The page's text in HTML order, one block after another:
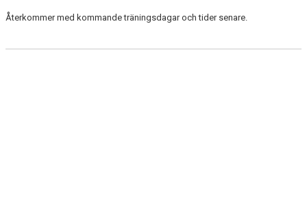
Återkommer med kommande träningsdagar och tider senare.